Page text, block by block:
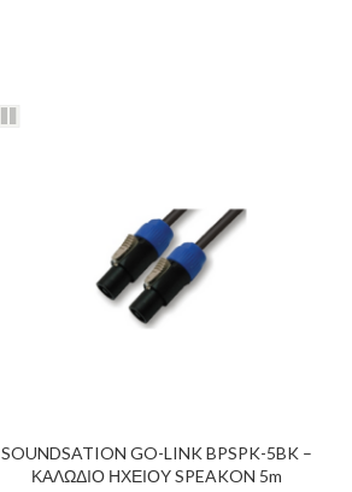
SOUNDSATION GO-LINK BPSPK-5BK –
ΚΑΛΩΔΙΟ ΗΧΕΙΟΥ SPEAKON 5m